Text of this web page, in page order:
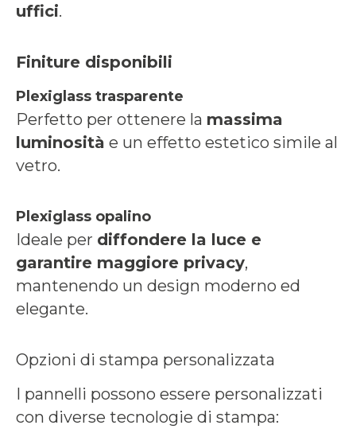
uffici.
Finiture disponibili
Plexiglass trasparente
Perfetto per ottenere la massima
luminosità e un effetto estetico simile al
vetro.
Plexiglass opalino
Ideale per diffondere la luce e
garantire maggiore privacy,
mantenendo un design moderno ed
elegante.
Opzioni di stampa personalizzata
I pannelli possono essere personalizzati
con diverse tecnologie di stampa: